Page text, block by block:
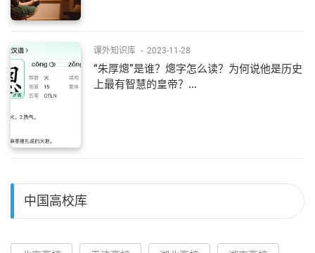
课外知识库 - 2023-11-28
“朱厚熜”是谁？熜字怎么读？为何说他是历史
上最有智慧的皇帝？...
中国高校库